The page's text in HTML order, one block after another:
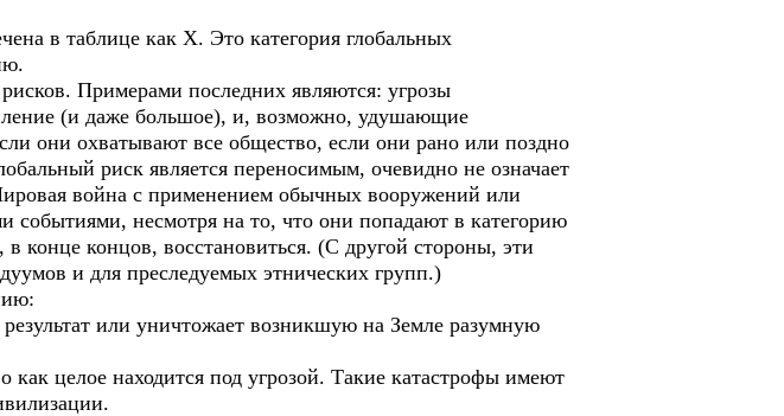
в таблице как Х. Это категория глобальных
Примерами последних являются: угрозы
(и даже большое), и, возможно, удушающие
они охватывают все общество, если они рано или поздно
риск является переносимым, очевидно не означает
война с применением обычных вооружений или
событиями, несмотря на то, что они попадают в категорию
конце концов, восстановиться. (С другой стороны, эти
и для преследуемых этнических групп.)
или уничтожает возникшую на Земле разумную
целое находится под угрозой. Такие катастрофы имеют